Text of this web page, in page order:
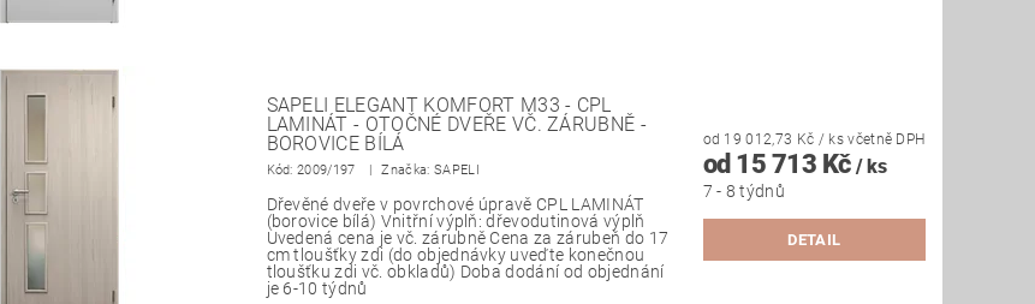
SAPELI ELEGANT KOMFORT M33 - CPL
LAMINÁT - OTOČNÉ DVEŘE VČ. ZÁRUBNĚ -
BOROVICE BÍLÁ
Kód:2009/197 Značka: SAPELI
Dřevěné dveře v povrchové úpravě CPL LAMINÁT
(borovice bílá) Vnitřní výplň: dřevodutinová výplň
Uvedená cena je vč. zárubně Cena za zárubeň do 17
cm tloušťky zdi (do objednávky uveďte konečnou
tloušťku zdi vč. obkladů) Doba dodání od objednání
je 6-10 týdnů
od 19 012,73 Kč / ksvčetně DPH
od 15 713 Kč/ ks
7 - 8 týdnů
DETAIL